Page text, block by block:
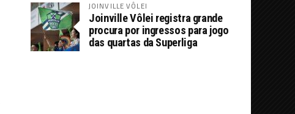
JOINVILLE VÔLEI
Joinville Vôlei registra grande
procura por ingressos para jogo
das quartas da Superliga